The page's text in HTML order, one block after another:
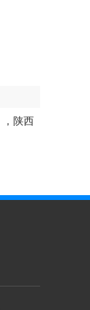
， 陕西